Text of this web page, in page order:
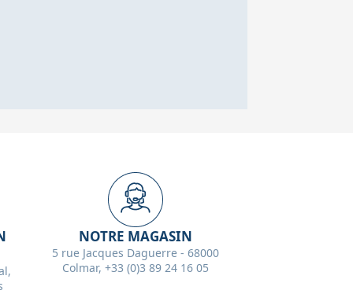
NOTRE MAGASIN
5 rue Jacques Daguerre - 68000
Colmar, +33 (0)3 89 24 16 05